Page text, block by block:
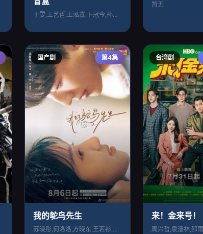
于雯,王艺哲,王泓鑫,卜冠今,孙天宇,加
暂无
国产剧 第4集
我的鸵鸟先生
苏晓彤,何洛洛,方晓东,王若衫,胡晓龙,
台湾剧
来！金来号！